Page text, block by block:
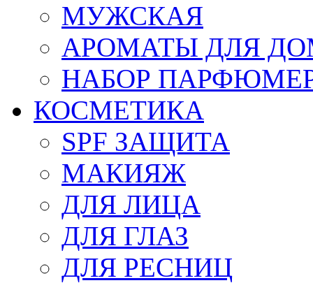
МУЖСКАЯ
АРОМАТЫ ДЛЯ
НАБОР
КОСМЕТИКА
SPF ЗАЩИТА
МАКИЯЖ
ДЛЯ ЛИЦА
ДЛЯ ГЛАЗ
ДЛЯ РЕСНИЦ